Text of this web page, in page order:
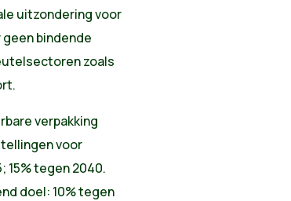
uitzondering voor
bindende
zoals
verpakking
voor
15% tegen 2040.
doel: 10% tegen